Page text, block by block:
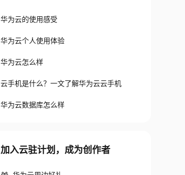
华为云的使用感受
华为云个人使用体验
华为云怎么样
云手机是什么？一文了解华为云云手机
华为云数据库怎么样
加入云驻计划，成为创作者